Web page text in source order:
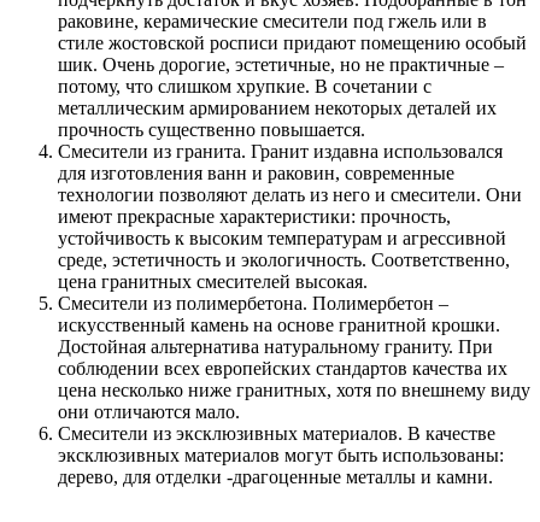
раковине, керамические смесители под гжель или в
стиле жостовской росписи придают помещению особый
шик. Очень дорогие, эстетичные, но не практичные –
потому, что слишком хрупкие. В сочетании с
металлическим армированием некоторых деталей их
прочность существенно повышается.
Смесители из гранита. Гранит издавна использовался
для изготовления ванн и раковин, современные
технологии позволяют делать из него и смесители. Они
имеют прекрасные характеристики: прочность,
устойчивость к высоким температурам и агрессивной
среде, эстетичность и экологичность. Соответственно,
цена гранитных смесителей высокая.
Смесители из полимербетона. Полимербетон –
искусственный камень на основе гранитной крошки.
Достойная альтернатива натуральному граниту. При
соблюдении всех европейских стандартов качества их
цена несколько ниже гранитных, хотя по внешнему виду
они отличаются мало.
Смесители из эксклюзивных материалов. В качестве
эксклюзивных материалов могут быть использованы:
дерево, для отделки -драгоценные металлы и камни.